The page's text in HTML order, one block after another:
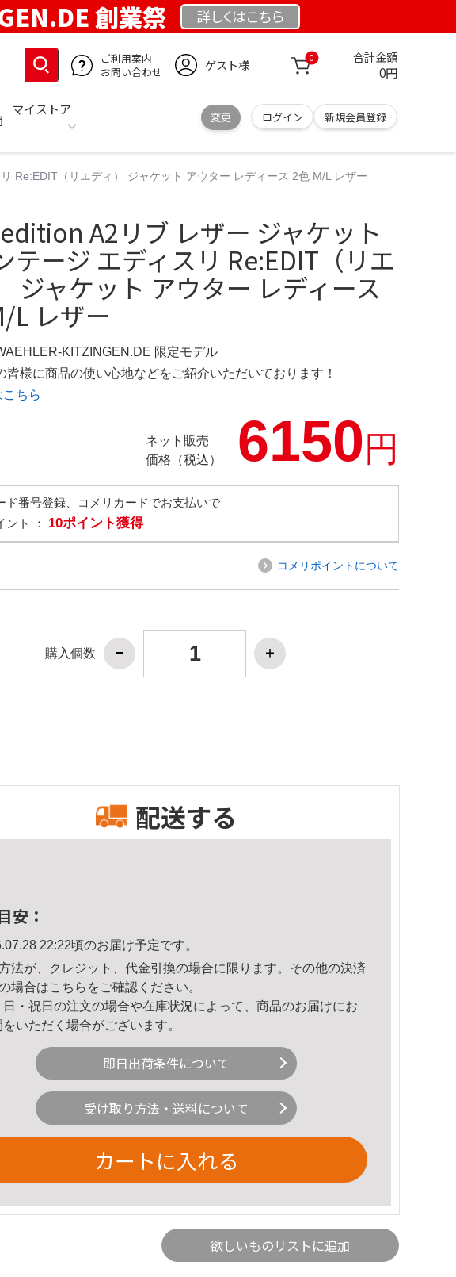
創業祭 詳しくはこちら
ご利用案内
お問い合わせ
ゲスト様 0 合計金額
0円
マイストア
変更 ログイン 新規会員登録
Re:EDIT（リエディ） ジャケット アウター レディース 2色 M/L レザー
A2リブ レザー ジャケット
テージ エディスリ Re:EDIT（リエ
ジャケット アウター レディース
L レザー
KITZINGEN.DE 限定モデル
皆様に商品の使い心地などをご紹介いただいております！
ちら
ネット販売
価格（税込）
6150円
ド番号登録、コメリカードでお支払いで
ント ： 10ポイント獲得
コメリポイントについて
購入個数
配送する
安：
22:22頃のお届け予定です。
法が、クレジット、代金引換の場合に限ります。その他の決済
場合はこちら をご確認ください。
・祝日の注文の場合や在庫状況によって、商品のお届けにお
をいただく場合がございます。
即日出荷条件について
受け取り方法・送料について
カートに入れる
欲しいものリストに追加